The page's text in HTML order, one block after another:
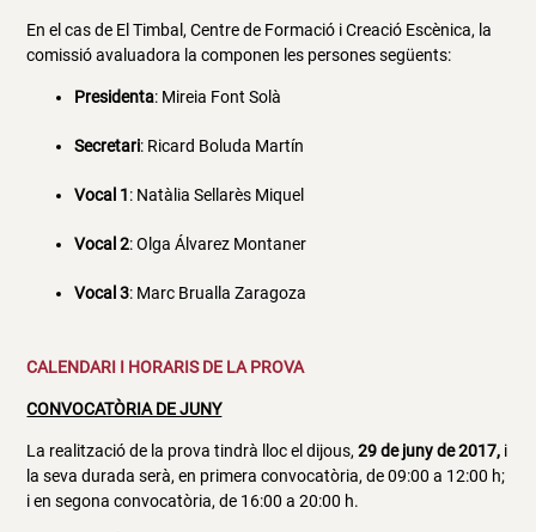
En el cas de El Timbal, Centre de Formació i Creació Escènica, la
comissió avaluadora la componen les persones següents:
Presidenta: Mireia Font Solà
Secretari: Ricard Boluda Martín
Vocal 1: Natàlia Sellarès Miquel
Vocal 2: Olga Álvarez Montaner
Vocal 3: Marc Brualla Zaragoza
CALENDARI I HORARIS DE LA PROVA
CONVOCATÒRIA DE JUNY
La realització de la prova tindrà lloc el dijous,29 de juny de 2017, i
la seva durada serà, en primera convocatòria, de 09:00 a 12:00 h;
i en segona convocatòria, de 16:00 a 20:00 h.